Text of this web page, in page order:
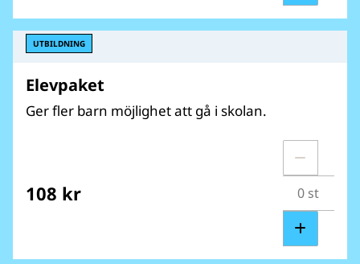
UTBILDNING
Elevpaket
Ger fler barn möjlighet att gå i skolan.
108 kr